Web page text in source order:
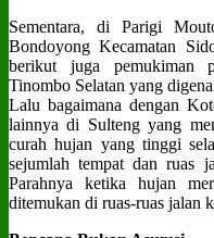
Sementara, di Parigi
Bondoyong Kecamatan
berikut juga pemukiman
Tinombo Selatan yang
Lalu bagaimana dengan
lainnya di Sulteng yang
curah hujan yang tinggi
sejumlah tempat dan ruas
Parahnya ketika hujan
ditemukan di ruas-ruas jalan